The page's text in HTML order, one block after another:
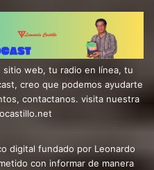
web, tu radio en línea, tu
creo que podemos ayudarte
contactanos. visita nuestra
digital fundado por Leonardo
con informar de manera